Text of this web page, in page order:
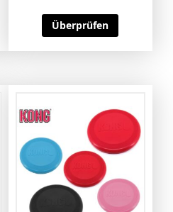
Überprüfen